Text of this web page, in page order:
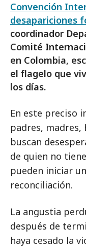
Convención
desapariciones
coordinador
Comité
en Colombia,
el flagelo que
los días.
En este preciso
padres, madres,
buscan
de quien no
pueden iniciar
reconciliación.
La angustia
después de
haya cesado la